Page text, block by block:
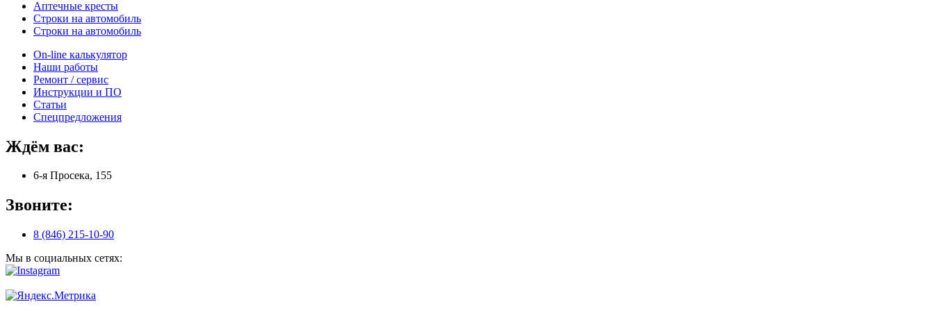
Аптечные кресты
Строки на автомобиль
Строки на автомобиль
On-line калькулятор
Наши работы
Ремонт / сервис
Инструкции и ПО
Статьи
Спецпредложения
Ждём вас:
6-я Просека, 155
Звоните:
8 (846) 215-10-90
Мы в социальных сетях: